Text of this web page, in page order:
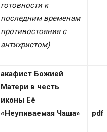
готовности к
последним временам
противостояния с
антихристом)
акафист Божией
Матери в честь
иконы Её
«Неупиваемая Чаша»
pdf